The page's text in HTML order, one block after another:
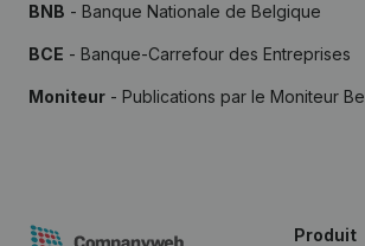
BNB - Banque Nationale de Belgique
BCE - Banque-Carrefour des Entreprises
Moniteur - Publications par le Moniteur
Produit